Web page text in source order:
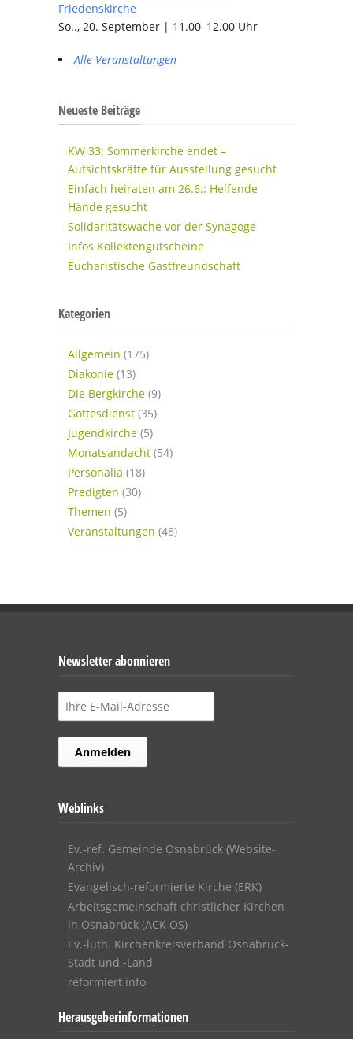
Friedenskirche
So.., 20. September | 11.00–12.00 Uhr
Alle Veranstaltungen
Neueste Beiträge
KW 33: Sommerkirche endet –
Aufsichtskräfte für Ausstellung gesucht
Einfach heiraten am 26.6.: Helfende
Hände gesucht
Solidaritätswache vor der Synagoge
Infos Kollektengutscheine
Eucharistische Gastfreundschaft
Kategorien
Allgemein (175)
Diakonie (13)
Die Bergkirche (9)
Gottesdienst (35)
Jugendkirche (5)
Monatsandacht (54)
Personalia (18)
Predigten (30)
Themen (5)
Veranstaltungen (48)
Newsletter abonnieren
Weblinks
Ev.-ref. Gemeinde Osnabrück (Website-
Archiv)
Evangelisch-reformierte Kirche (ERK)
Arbeitsgemeinschaft christlicher Kirchen
in Osnabrück (ACK OS)
Ev.-luth. Kirchenkreisverband Osnabrück-
Stadt und -Land
reformiert info
Herausgeberinformationen